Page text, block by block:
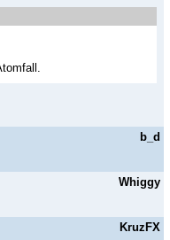
b_d
Whiggy
KruzFX